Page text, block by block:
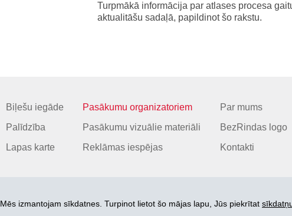
Turpmākā informācija par atlases procesa
aktualitāšu sadaļā, papildinot šo rakstu.
Biļešu iegāde
Palīdzība
Lapas karte
Pasākumu organizatoriem
Pasākumu vizuālie materiāli
Reklāmas iespējas
Par mums
BezRindas logo
Kontakti
Mēs izmantojam sīkdatnes. Turpinot lietot šo mājas lapu, Jūs piekrītat